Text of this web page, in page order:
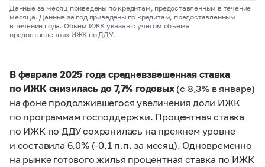
Данные за месяц приведены по кредитам, предоставленным в течение
месяца. Данные за год приведены по кредитам, предоставленным
в течение года. Объем ИЖК указан с учетом объема
предоставленных ИЖК по ДДУ.
В феврале 2025 года средневзвешенная ставка
по ИЖК снизилась до 7,7% годовых (с 8,3% в январе)
на фоне продолжившегося увеличения доли ИЖК
по программам господдержки. Процентная ставка
по ИЖК по ДДУ сохранилась на прежнем уровне
и составила 6,0% (-0,1 п.п. за месяц). Одновременно
на рынке готового жилья процентная ставка по ИЖК